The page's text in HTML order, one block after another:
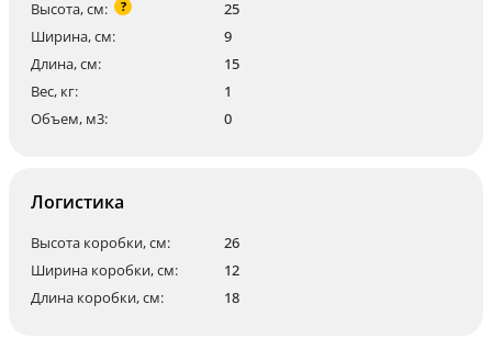
Высота, см: ?
25
Ширина, см:
9
Длина, см:
15
Вес, кг:
1
Объем, м3:
0
Логистика
Высота коробки, см:
26
Ширина коробки, см:
12
Длина коробки, см:
18